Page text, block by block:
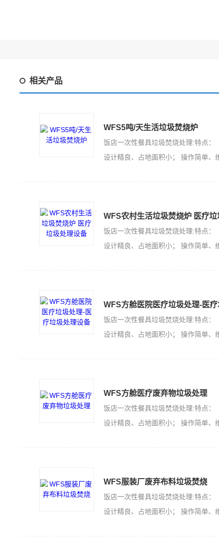
相关产品
WFS5吨/天生活垃圾焚烧炉
饭店一次性餐具垃圾焚烧处理:特点：
设计精良、占地面积小； 操作简单、维护方便；节约能源、安全可靠； 价格低廉、运营寿命长
WFS农村生活垃圾焚烧炉 医疗
饭店一次性餐具垃圾焚烧处理:特点：
设计精良、占地面积小； 操作简单、维护方便；节约能源、安全可靠； 价格低廉、运营寿命长
WFS方舱医院医疗垃圾处理-医
饭店一次性餐具垃圾焚烧处理:特点：
设计精良、占地面积小； 操作简单、维护方便；节约能源、安全可靠； 价格低廉、运营寿命长
WFS方舱医疗废弃物垃圾处理
饭店一次性餐具垃圾焚烧处理:特点：
设计精良、占地面积小； 操作简单、维护方便；节约能源、安全可靠； 价格低廉、运营寿命长
WFS服装厂废弃布料垃圾焚烧
饭店一次性餐具垃圾焚烧处理:特点：
设计精良、占地面积小； 操作简单、维护方便；节约能源、安全可靠； 价格低廉、运营寿命长